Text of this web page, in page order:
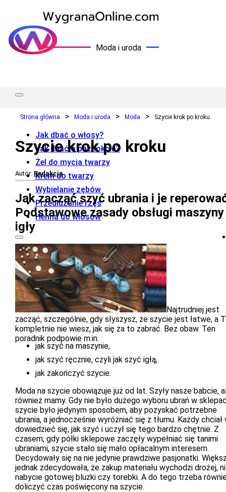
Moda i uroda
Jak dbać o włosy?
Jak dbać o paznokcie?
Żel do mycia twarzy
Krem do twarzy
Wybielanie zębów
Przedłużanie rzęs
Henna do włosów
Strona główna Moda i uroda Moda Szycie krok po kroku
Szycie krok po kroku
Autor: Redakcja
Jak zacząć szyć ubrania i je
Podstawowe zasady obsługi
igły
Najtrudniej jest
zacząć, szczególnie, gdy słyszysz, że szycie jest łatwe, a
kompletnie nie wiesz, jak się za to zabrać. Bez obaw. Ten
poradnik podpowie m.in.
jak szyć na maszynie,
jak szyć ręcznie, czyli jak szyć igłą,
jak zakończyć szycie.
Moda na szycie obowiązuje już od lat. Szyły nasze babcie,
również mamy. Gdy nie było dużego wyboru ubrań w
szycie było jedynym sposobem, aby pozyskać potrzebne
ubrania, a jednocześnie wyróżniać się z tłumu. Każdy chciał
dowiedzieć się, jak szyć i uczył się tego bardzo chętnie. Z
czasem, gdy półki sklepowe zaczęły wypełniać się tanimi
ubraniami, szycie stało się mało opłacalnym interesem.
Decydowały się na nie jedynie prawdziwe pasjonatki.
jednak zdecydowała, że zakup materiału wychodzi drożej,
nabycie gotowej bluzki czy torebki. A do tego trzeba
doliczyć czas poświęcony na szycie.